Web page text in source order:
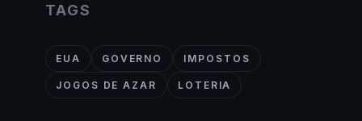
TAGS
EUA GOVERNO IMPOSTOS
JOGOS DE AZAR LOTERIA